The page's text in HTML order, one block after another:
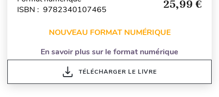
ISBN : 9782340107465
25,99 €
NOUVEAU FORMAT NUMÉRIQUE
En savoir plus sur le format numérique
TÉLÉCHARGER LE LIVRE